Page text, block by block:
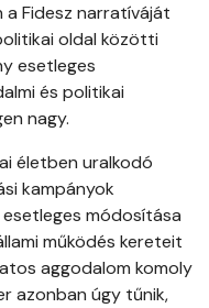
a Fidesz narratíváját
oldal közötti
esetleges
és politikai
nagy.
életben uralkodó
kampányok
módosítása
működés kereteit
aggodalom komoly
azonban úgy tűnik,